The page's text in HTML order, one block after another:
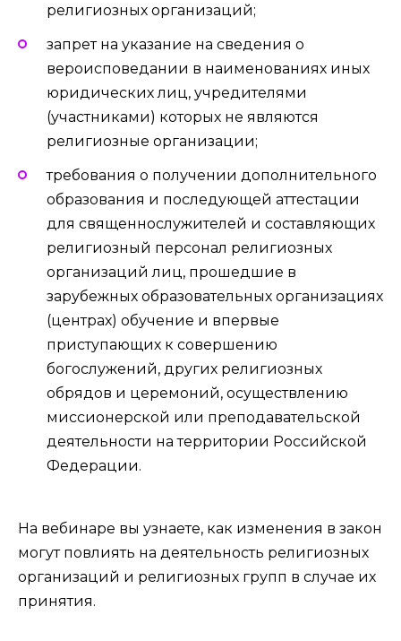
религиозных организаций;
запрет на указание на сведения о
вероисповедании в наименованиях иных
юридических лиц, учредителями
(участниками) которых не являются
религиозные организации;
требования о получении дополнительного
образования и последующей аттестации
для священнослужителей и составляющих
религиозный персонал религиозных
организаций лиц, прошедшие в
зарубежных образовательных организациях
(центрах) обучение и впервые
приступающих к совершению
богослужений, других религиозных
обрядов и церемоний, осуществлению
миссионерской или преподавательской
деятельности на территории Российской
Федерации.
На вебинаре вы узнаете, как изменения в закон
могут повлиять на деятельность религиозных
организаций и религиозных групп в случае их
принятия.